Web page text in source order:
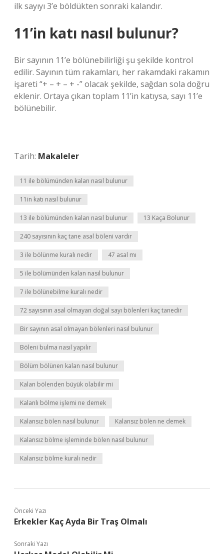
ilk sayıyı 3’e böldükten sonraki kalandır.
11’in katı nasıl bulunur?
Bir sayının 11’e bölünebilirliği şu şekilde kontrol
edilir. Sayının tüm rakamları, her rakamdaki rakamın
işareti “+ – + – + -” olacak şekilde, sağdan sola doğru
eklenir. Ortaya çıkan toplam 11’in katıysa, sayı 11’e
bölünebilir.
Tarih: Makaleler
11 ile bölümünden kalan nasıl bulunur
11in katı nasıl bulunur
13 ile bölümünden kalan nasıl bulunur 13 Kaça Bolunur
240 sayısının kaç tane asal böleni vardır
3 ile bölünme kuralı nedir 47 asal mı
5 ile bölümünden kalan nasıl bulunur
7 ile bölünebilme kuralı nedir
72 sayısının asal olmayan doğal sayı bölenleri kaç tanedir
Bir sayının asal olmayan bölenleri nasıl bulunur
Böleni bulma nasıl yapılır
Bölüm bölünen kalan nasıl bulunur
Kalan bölenden büyük olabilir mi
Kalanlı bölme işlemi ne demek
Kalansız bölen nasıl bulunur Kalansız bölen ne demek
Kalansız bölme işleminde bölen nasıl bulunur
Kalansız bölme kuralı nedir
Önceki Yazı
Erkekler Kaç Ayda Bir Traş Olmalı
Sonraki Yazı